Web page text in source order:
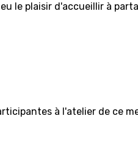
le plaisir d'accueillir à
à l'atelier de ce